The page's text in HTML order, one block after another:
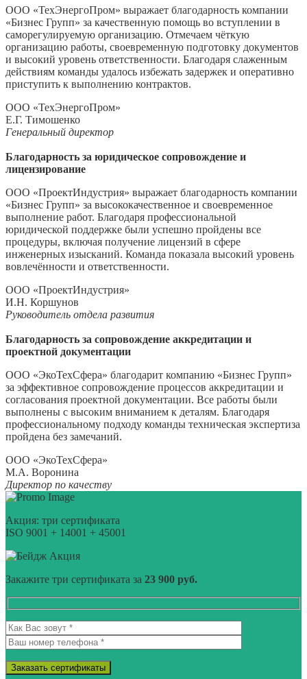
ООО «ТехЭнергоПром» выражает благодарность компании
«Бизнес Групп» за качественную помощь во вступлении в
саморегулируемую организацию. Отмечаем чёткую
организацию работы, своевременную подготовку документов
и высокий уровень ответственности. Благодаря слаженным
действиям команды удалось избежать задержек и оперативно
приступить к выполнению контрактов.
ООО «ТехЭнергоПром»
Е.Г. Тимошенко
Генеральный директор
Благодарность за юридическое сопровождение и
лицензирование
ООО «ПроектИндустрия» выражает благодарность компании
«Бизнес Групп» за высококачественное и своевременное
выполнение работ. Благодаря профессиональной
юридической поддержке были успешно пройдены все
процедуры, включая получение лицензий в сфере
инженерных изысканий. Команда показала высокий уровень
вовлечённости и ответственности.
ООО «ПроектИндустрия»
И.Н. Коршунов
Руководитель отдела развития
Благодарность за сопровождение аккредитации и
проектной документации
ООО «ЭкоТехСфера» благодарит компанию «Бизнес Групп»
за эффективное сопровождение процессов аккредитации и
согласования проектной документации. Все работы были
выполнены с высоким вниманием к деталям. Благодаря
профессиональному подходу команды техническая экспертиза
пройдена без замечаний.
ООО «ЭкоТехСфера»
М.А. Воронина
Директор по качеству
Акция: три сертификата
ISO 9001 + 14001 + 45001
Акция
Закажите три сертификата за 23 900 руб.